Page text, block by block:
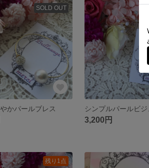
SOLD OUT
かパールブレス
3,200円
残り1点